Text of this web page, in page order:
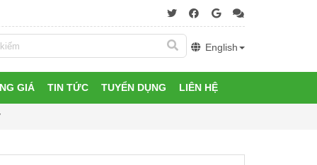
English
GIÁ TIN TỨC TUYỂN DỤNG LIÊN HỆ